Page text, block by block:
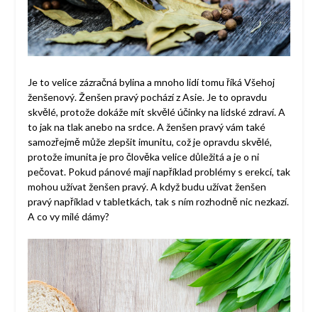
Je to velice zázračná bylina a mnoho lidí tomu říká Všehoj
ženšenový. Ženšen pravý pochází z Asie. Je to opravdu
skvělé, protože dokáže mít skvělé účinky na lidské zdraví. A
to jak na tlak anebo na srdce. A ženšen pravý vám také
samozřejmě může zlepšit imunitu, což je opravdu skvělé,
protože imunita je pro člověka velice důležitá a je o ni
pečovat. Pokud pánové mají například problémy s erekcí, tak
mohou užívat ženšen pravý. A když budu užívat ženšen
pravý například v tabletkách, tak s ním rozhodně nic nezkazí.
A co vy milé dámy?